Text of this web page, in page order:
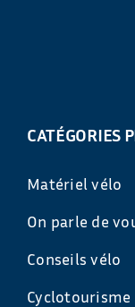
CATÉGORIES
Matériel vélo
On parle de
Conseils vélo
Cyclotourisme